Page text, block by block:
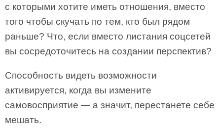
с которыми хотите иметь отношения, вместо
того чтобы скучать по тем, кто был рядом
раньше? Что, если вместо листания соцсетей
вы сосредоточитесь на создании перспектив?
Способность видеть возможности
активируется, когда вы измените
самовосприятие — а значит, перестанете себе
мешать.